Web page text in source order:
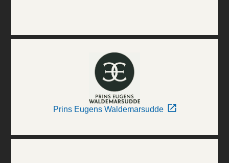
Prins Eugens Waldemarsudde